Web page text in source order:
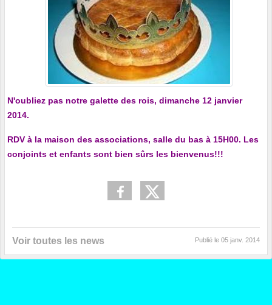
N'oubliez pas notre galette des rois, dimanche 12 janvier
2014.
RDV à la maison des associations, salle du bas à 15H00. Les
conjoints et enfants sont bien sûrs les bienvenus!!!
Voir toutes les news Publié le 05 janv. 2014